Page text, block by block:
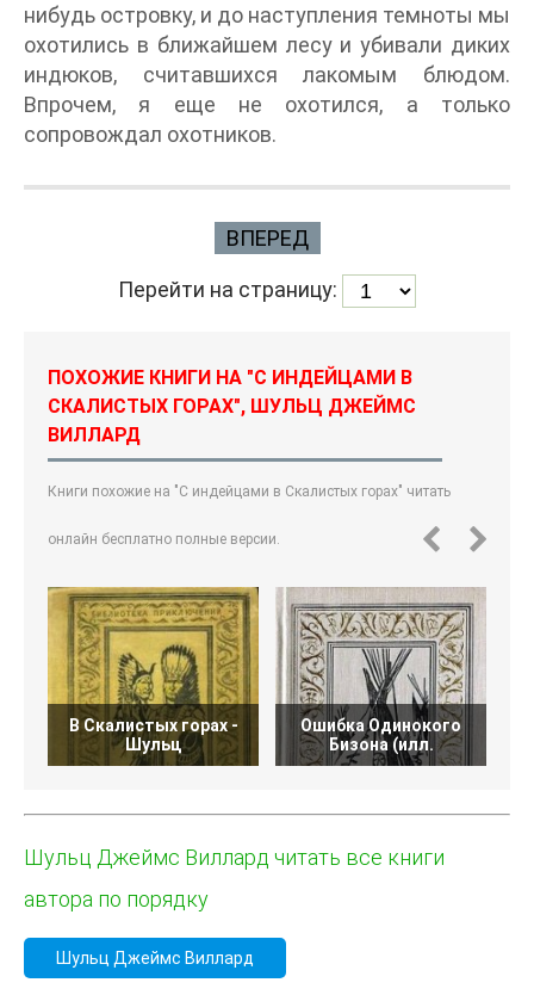
нибудь островку, и до наступления темноты мы
охотились в ближайшем лесу и убивали диких
индюков, считавшихся лакомым блюдом.
Впрочем, я еще не охотился, а только
сопровождал охотников.
ВПЕРЕД
Перейти на страницу:
ПОХОЖИЕ КНИГИ НА "С ИНДЕЙЦАМИ В
СКАЛИСТЫХ ГОРАХ", ШУЛЬЦ ДЖЕЙМС
ВИЛЛАРД
Книги похожие на "С индейцами в Скалистых горах" читать
онлайн бесплатно полные версии.
В Скалистых горах -
Шульц
Ошибка Одинокого
Бизона (илл.
Шульц Джеймс Виллард читать все книги
автора по порядку
Шульц Джеймс Виллард